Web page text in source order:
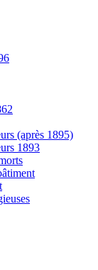
(après 1895)
1893